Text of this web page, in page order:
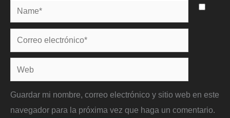
Name*
Correo
electrónico*
Web
Guardar mi nombre, correo electrónico y sitio web en este
navegador para la próxima vez que haga un comentario.